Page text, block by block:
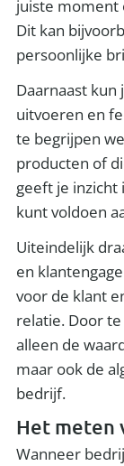
juiste moment
Dit kan
persoonlijke
Daarnaast
uitvoeren en
te begrijpen
producten of
geeft je inzicht
kunt voldoen
Uiteindelijk
en
voor de klant
relatie. Door
alleen de
maar ook de
bedrijf.
Het meten
Wanneer